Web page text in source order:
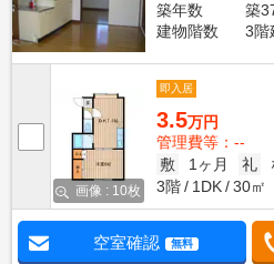
築年数
築
建物階数
3階
画像 : 10枚
即入居
3.5万円
管理費等：--
敷
1ヶ月 礼
3階
1DK 30㎡
空室確認 無料